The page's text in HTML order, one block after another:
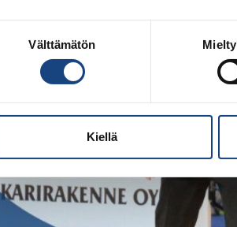
Välttämätön
Kiellä